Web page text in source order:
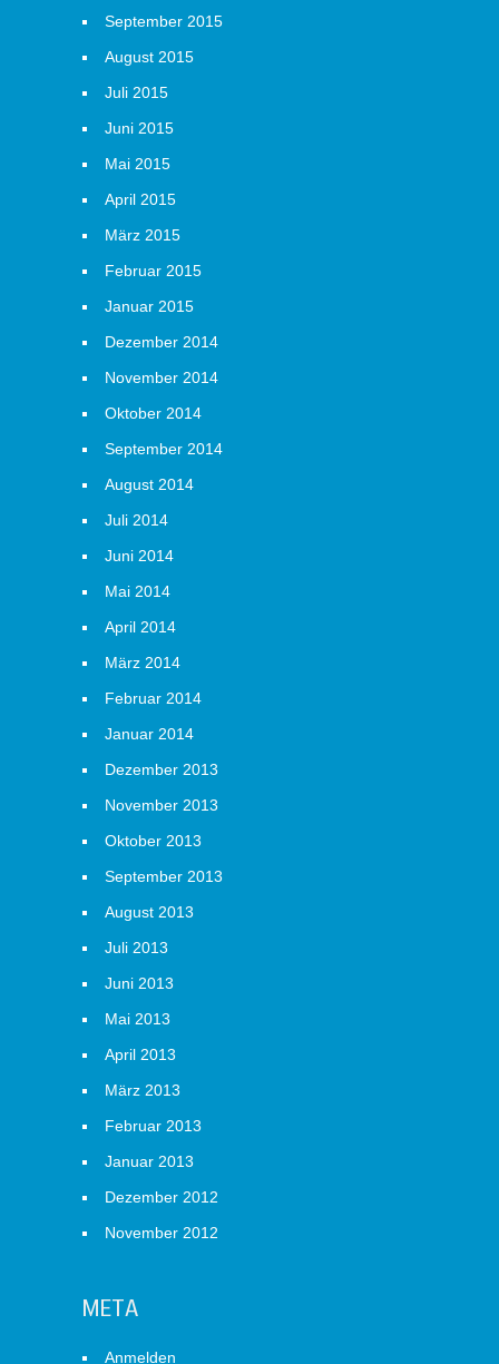
September 2015
August 2015
Juli 2015
Juni 2015
Mai 2015
April 2015
März 2015
Februar 2015
Januar 2015
Dezember 2014
November 2014
Oktober 2014
September 2014
August 2014
Juli 2014
Juni 2014
Mai 2014
April 2014
März 2014
Februar 2014
Januar 2014
Dezember 2013
November 2013
Oktober 2013
September 2013
August 2013
Juli 2013
Juni 2013
Mai 2013
April 2013
März 2013
Februar 2013
Januar 2013
Dezember 2012
November 2012
META
Anmelden